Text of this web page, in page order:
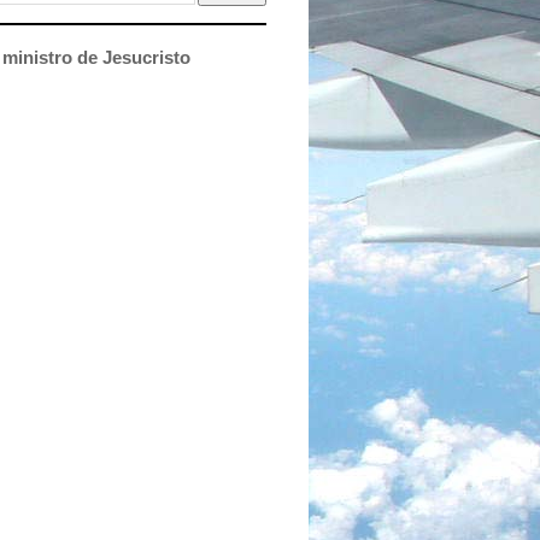
de Jesucristo